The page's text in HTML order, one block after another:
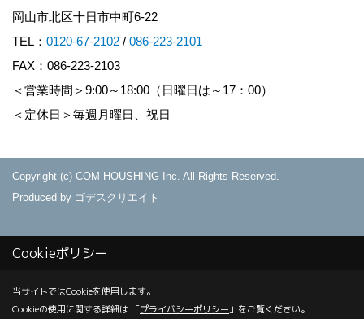
岡山市北区十日市中町6-22
TEL： 0120-67-2102 / 086-223-2101
FAX：086-223-2103
＜営業時間＞9:00～18:00（日曜日は～17：00）
＜定休日＞毎週月曜日、祝日
Copyright (c) COM HOUSHING Inc. All Rights Reserved.
Produced by ゴデスクリエイト
Cookieポリシー
当サイトではCookieを使用します。
Cookieの使用に関する詳細は 「プライバシーポリシー 」をご覧ください。